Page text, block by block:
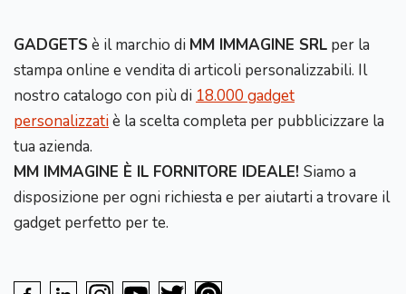
GADGETS è il marchio di MM IMMAGINE SRL per la
stampa online e vendita di articoli personalizzabili. Il
nostro catalogo con più di 18.000 gadget
personalizzatiè la scelta completa per pubblicizzare la
tua azienda.
MM IMMAGINE È IL FORNITORE IDEALE! Siamo a
disposizione per ogni richiesta e per aiutarti a trovare il
gadget perfetto per te.